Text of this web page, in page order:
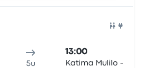
5u
13:00
Katima Mulilo -